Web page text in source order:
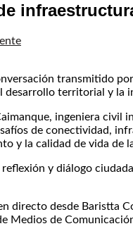
transmitido
desarrollo territorial y la
ingeniera
de conectividad,
y la calidad de vida de
y diálogo
directo desde Baristta
Medios de